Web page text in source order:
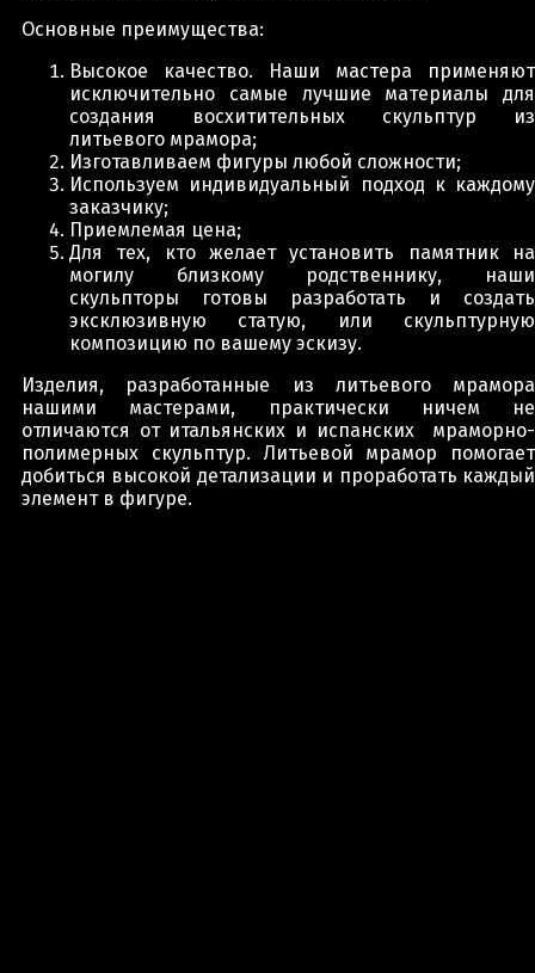
Основные преимущества:
Высокое качество. Наши мастера применяют
исключительно самые лучшие материалы для
создания восхитительных скульптур из
литьевого мрамора;
Изготавливаем фигуры любой сложности;
Используем индивидуальный подход к каждому
заказчику;
Приемлемая цена;
Для тех, кто желает установить памятник на
могилу близкому родственнику, наши
скульпторы готовы разработать и создать
эксклюзивную статую, или скульптурную
композицию по вашему эскизу.
Изделия, разработанные из литьевого мрамора
нашими мастерами, практически ничем не
отличаются от итальянских и испанских мраморно-
полимерных скульптур. Литьевой мрамор помогает
добиться высокой детализации и проработать каждый
элемент в фигуре.